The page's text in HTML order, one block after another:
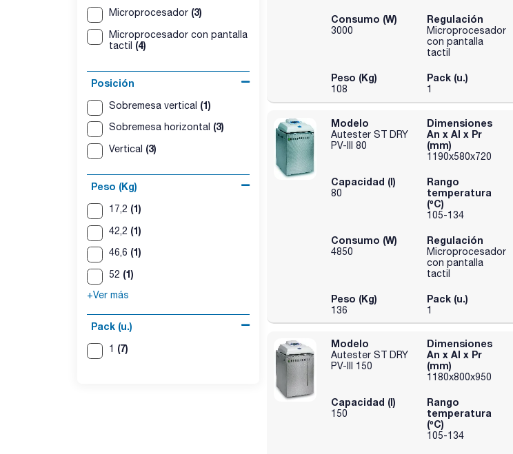
Microprocesador (3)
Microprocesador con pantalla
tactil (4)
Posición
Sobremesa vertical (1)
Sobremesa horizontal (3)
Vertical (3)
Peso (Kg)
17,2 (1)
42,2 (1)
46,6 (1)
52 (1)
+Ver más
Pack (u.)
1 (7)
Consumo (W)
3000
Regulación
Microprocesador
con pantalla
tactil
Peso (Kg)
108
Pack (u.)
1
Modelo
Autester ST DRY
PV-III 80
Dimensiones
An x Al x Pr
(mm)
1190x580x720
Capacidad (l)
80
Rango
temperatura
(ºC)
105-134
Consumo (W)
4850
Regulación
Microprocesador
con pantalla
tactil
Peso (Kg)
136
Pack (u.)
1
Modelo
Autester ST DRY
PV-III 150
Dimensiones
An x Al x Pr
(mm)
1180x800x950
Capacidad (l)
150
Rango
temperatura
(ºC)
105-134